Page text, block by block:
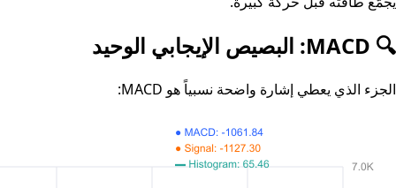
🔍 MACD: البصيص الإيجابي الوحيد
الجزء الذي يعطي إشارة واضحة نسبياً هو MACD: